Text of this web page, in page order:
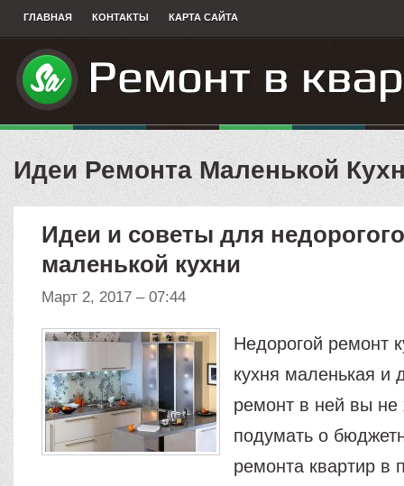
ГЛАВНАЯ КОНТАКТЫ КАРТА САЙТА
Идеи Ремонта Маленькой
Идеи и советы для
маленькой кухни
Март 2, 2017 – 07:44
Недорогой ремонт
кухня маленькая и
ремонт в ней вы не
подумать о
ремонта квартир в